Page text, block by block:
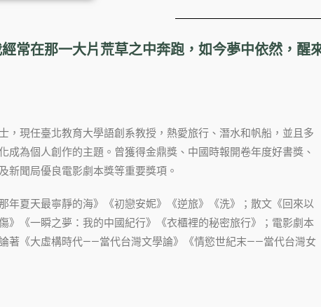
常在那一大片荒草之中奔跑，如今夢中依然，
，現任臺北教育大學語創系教授，熱愛旅行、潛水和帆船，並且多
成為個人創作的主題。曾獲得金鼎獎、中國時報開卷年度好書獎、
新聞局優良電影劇本獎等重要獎項。
年夏天最寧靜的海》《初戀安妮》《逆旅》《洗》；散文《回來以
》《一瞬之夢：我的中國紀行》《衣櫃裡的秘密旅行》；電影劇本
論著《大虛構時代——當代台灣文學論》《情慾世紀末——當代台灣女